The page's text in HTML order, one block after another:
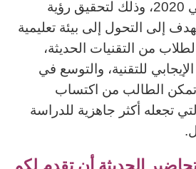
مرحلة التحول الوطني 2020، وذلك لتحقيق رؤية
2030 التي تهدف إلى التحول إلى بيئة تعليمية
من التقنيات الحديثة،
للتقنية، والتوسع في
تمكن الطالب من اكتساب
تجعله أكثر جاهزية للدراسة